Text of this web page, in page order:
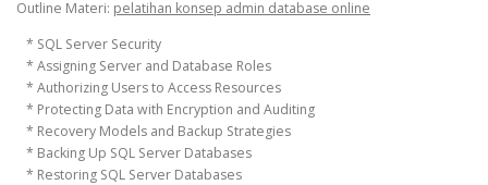
Outline Materi: pelatihan konsep admin database online
* SQL Server Security
* Assigning Server and Database Roles
* Authorizing Users to Access Resources
* Protecting Data with Encryption and Auditing
* Recovery Models and Backup Strategies
* Backing Up SQL Server Databases
* Restoring SQL Server Databases